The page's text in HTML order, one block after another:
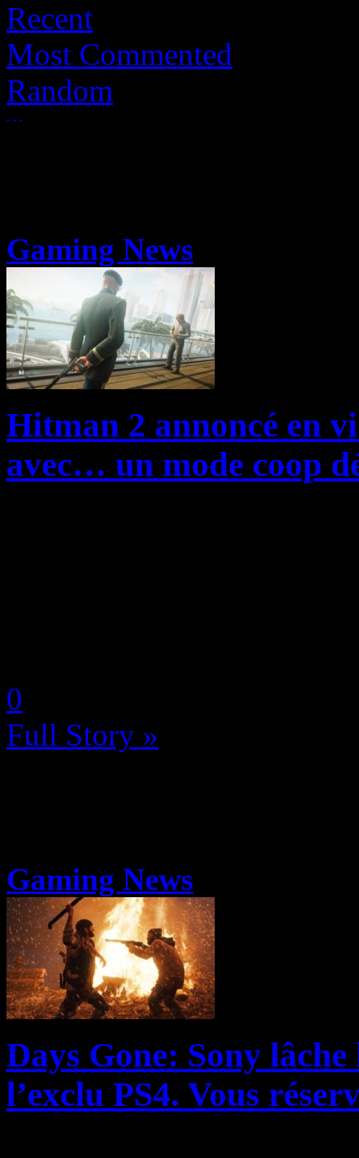
Recent
Most Commented
Random
Gaming News
Hitman 2 annoncé en
avec… un mode coop
0
Full Story »
Gaming News
Days Gone: Sony
l’exclu PS4. Vous